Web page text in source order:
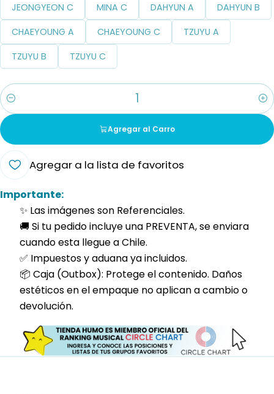
JEONGYEON C
MINA C DAHYUN A
DAHYUN B
CHAEYOUNG A
CHAEYOUNG C
TZUYU A
TZUYU B
TZUYU C
Cantidad
Agregar al Carro
Agregar a la lista de favoritos
Importante:
✨ Las imágenes son Referenciales.
🚚 Si tu pedido incluye una PREVENTA, se enviara
cuando esta llegue a Chile.
✅ Impuestos y aduana ya incluidos.
📦 Caja (Outbox): Protege el contenido. Daños
estéticos en el empaque no aplican a cambio o
devolución.